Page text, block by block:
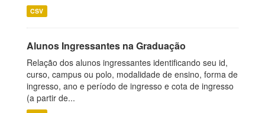
CSV
Alunos Ingressantes na Graduação
Relação dos alunos ingressantes identificando seu id,
curso, campus ou polo, modalidade de ensino, forma de
ingresso, ano e período de ingresso e cota de ingresso
(a partir de...